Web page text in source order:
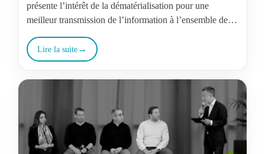
présente l’intérêt de la dématérialisation pour une
meilleur transmission de l’information à l’ensemble des
Lire la suite